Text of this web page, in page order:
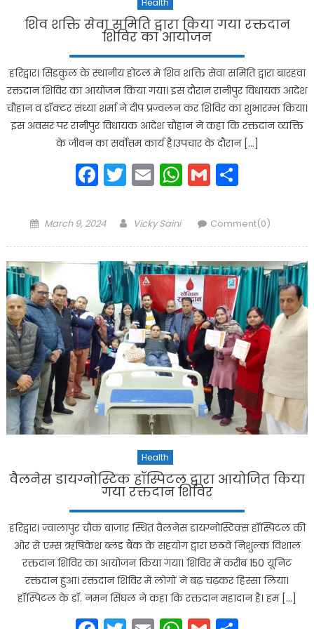
Health
शिव शक्ति सेवा समिति द्वारा किया गया रक्तदान
शिविर का आयोजन
हरिद्वार। सिडकुल के स्थानीय होटल मे शिव शक्ति सेवा समिति द्वारा बारहवा
रक्तदान शिविर का आयोजन किया गया। इस दौरान रानीपुर विधायक आदेश
चौहान व डॉक्टर संध्या शर्मा ने दीप प्रज्वलन कर शिविर का शुभारम्भ किया।
इस अवसर पर रानीपुर विधायक आदेश चौहान ने कहा कि रक्तदान व्यक्ति
के जीवन का सर्वोत्तम कार्य है।उपचार के दौरान […]
Facebook
Twitter
EmailWhatsApp
Gmail
Posted
March 9, 2024 Author
Vicky Saini Comment(0)
Health
वैलनेस डायग्नोस्टिक हॉस्पिटल द्वारा आयोजित किया
गया रक्तदान शिविर
हरिद्वार। ज्वालापुर चौक बाजार स्थित वैलनेस डायग्नोस्टिक्स हॉस्पिटल की
ओर से एम्स ऋषिकेश ब्लड बैंक के सहयोग द्वारा छठवें निशुल्क विशाल
रक्तदान शिविर का आयोजन किया गया। शिविर में करीब 150 यूनिट
रक्तदान हुआ। रक्तदान शिविर में लोगों ने बढ़ चढ़कर हिस्सा लिया।
हॉस्पिटल के डॉ. नमन सिंघल ने कहा कि रक्तदान महादान है। हम […]